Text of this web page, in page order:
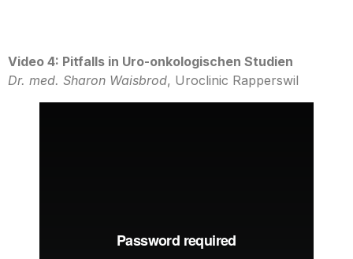
Video 4: Pitfalls in Uro-onkologischen Studien
Dr. med. Sharon Waisbrod, Uroclinic Rapperswil